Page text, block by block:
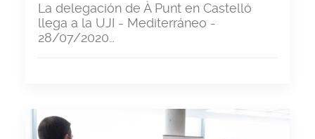
La delegación de À Punt en Castelló
llega a la UJI - Mediterráneo -
28/07/2020…